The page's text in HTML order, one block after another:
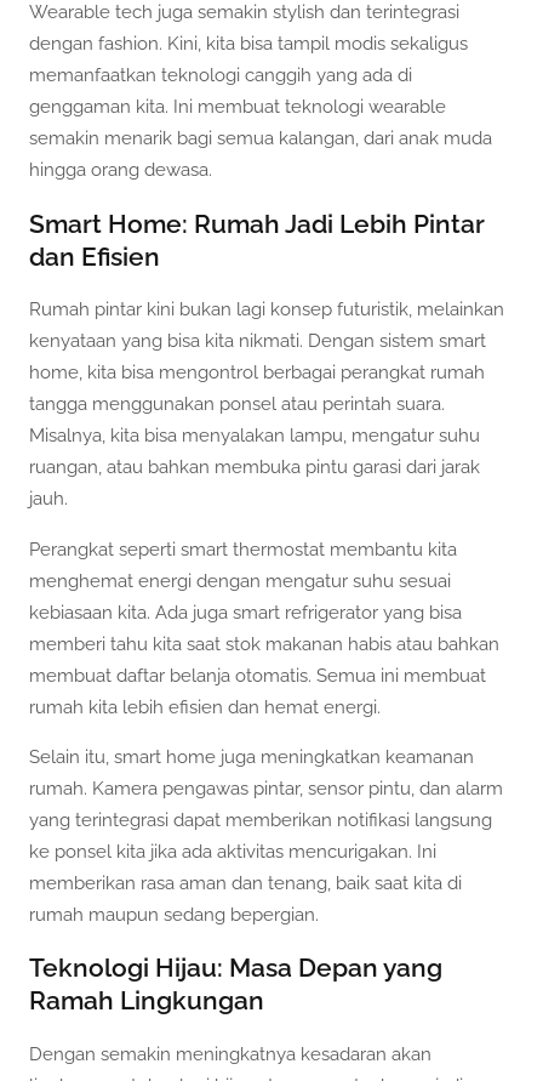
Wearable tech juga semakin stylish dan terintegrasi
dengan fashion. Kini, kita bisa tampil modis sekaligus
memanfaatkan teknologi canggih yang ada di
genggaman kita. Ini membuat teknologi wearable
semakin menarik bagi semua kalangan, dari anak muda
hingga orang dewasa.
Smart Home: Rumah Jadi Lebih Pintar
dan Efisien
Rumah pintar kini bukan lagi konsep futuristik, melainkan
kenyataan yang bisa kita nikmati. Dengan sistem smart
home, kita bisa mengontrol berbagai perangkat rumah
tangga menggunakan ponsel atau perintah suara.
Misalnya, kita bisa menyalakan lampu, mengatur suhu
ruangan, atau bahkan membuka pintu garasi dari jarak
jauh.
Perangkat seperti smart thermostat membantu kita
menghemat energi dengan mengatur suhu sesuai
kebiasaan kita. Ada juga smart refrigerator yang bisa
memberi tahu kita saat stok makanan habis atau bahkan
membuat daftar belanja otomatis. Semua ini membuat
rumah kita lebih efisien dan hemat energi.
Selain itu, smart home juga meningkatkan keamanan
rumah. Kamera pengawas pintar, sensor pintu, dan alarm
yang terintegrasi dapat memberikan notifikasi langsung
ke ponsel kita jika ada aktivitas mencurigakan. Ini
memberikan rasa aman dan tenang, baik saat kita di
rumah maupun sedang bepergian.
Teknologi Hijau: Masa Depan yang
Ramah Lingkungan
Dengan semakin meningkatnya kesadaran akan